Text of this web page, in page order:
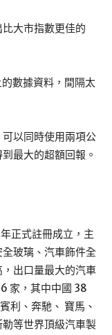
大市指數更佳的
數據資料，間隔太
以同時使用兩項公
最大的超額回報。
正式註冊成立，主
玻璃、汽車飾件全
出口量最大的汽車
家，其中中國 38
利、奔馳、 寶馬、
等世界頂級汽車製